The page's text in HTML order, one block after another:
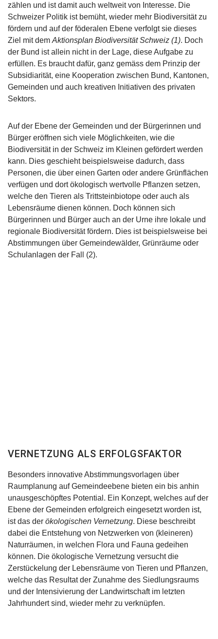
zählen und ist damit auch weltweit von Interesse. Die
Schweizer Politik ist bemüht, wieder mehr Biodiversität zu
fördern und auf der föderalen Ebene verfolgt sie dieses
Ziel mit dem Aktionsplan Biodiversität Schweiz (1). Doch
der Bund ist allein nicht in der Lage, diese Aufgabe zu
erfüllen. Es braucht dafür, ganz gemäss dem Prinzip der
Subsidiarität, eine Kooperation zwischen Bund, Kantonen,
Gemeinden und auch kreativen Initiativen des privaten
Sektors.
Auf der Ebene der Gemeinden und der Bürgerinnen und
Bürger eröffnen sich viele Möglichkeiten, wie die
Biodiversität in der Schweiz im Kleinen gefördert werden
kann. Dies geschieht beispielsweise dadurch, dass
Personen, die über einen Garten oder andere Grünflächen
verfügen und dort ökologisch wertvolle Pflanzen setzen,
welche den Tieren als Trittsteinbiotope oder auch als
Lebensräume dienen können. Doch können sich
Bürgerinnen und Bürger auch an der Urne ihre lokale und
regionale Biodiversität fördern. Dies ist beispielsweise bei
Abstimmungen über Gemeindewälder, Grünräume oder
Schulanlagen der Fall (2).
VERNETZUNG ALS ERFOLGSFAKTOR
Besonders innovative Abstimmungsvorlagen über
Raumplanung auf Gemeindeebene bieten ein bis anhin
unausgeschöpftes Potential. Ein Konzept, welches auf der
Ebene der Gemeinden erfolgreich eingesetzt worden ist,
ist das der ökologischen Vernetzung. Diese beschreibt
dabei die Entstehung von Netzwerken von (kleineren)
Naturräumen, in welchen Flora und Fauna gedeihen
können. Die ökologische Vernetzung versucht die
Zerstückelung der Lebensräume von Tieren und Pflanzen,
welche das Resultat der Zunahme des Siedlungsraums
und der Intensivierung der Landwirtschaft im letzten
Jahrhundert sind, wieder mehr zu verknüpfen.